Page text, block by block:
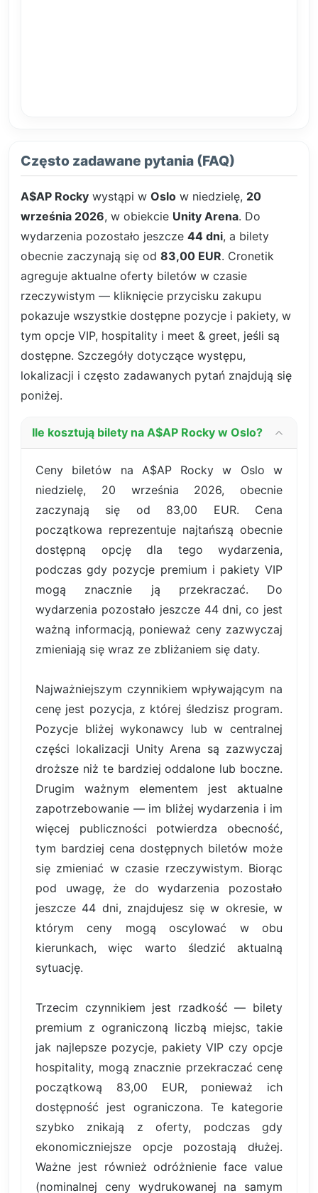
Często zadawane pytania (FAQ)
A$AP Rocky wystąpi w Oslo w niedzielę, 20
września 2026, w obiekcie Unity Arena. Do
wydarzenia pozostało jeszcze 44 dni, a bilety
obecnie zaczynają się od 83,00 EUR. Cronetik
agreguje aktualne oferty biletów w czasie
rzeczywistym — kliknięcie przycisku zakupu
pokazuje wszystkie dostępne pozycje i pakiety, w
tym opcje VIP, hospitality i meet & greet, jeśli są
dostępne. Szczegóły dotyczące występu,
lokalizacji i często zadawanych pytań znajdują się
poniżej.
Ile kosztują bilety na A$AP Rocky w Oslo?
Ceny biletów na A$AP Rocky w Oslo w
niedzielę, 20 września 2026, obecnie
zaczynają się od 83,00 EUR. Cena
początkowa reprezentuje najtańszą obecnie
dostępną opcję dla tego wydarzenia,
podczas gdy pozycje premium i pakiety VIP
mogą znacznie ją przekraczać. Do
wydarzenia pozostało jeszcze 44 dni, co jest
ważną informacją, ponieważ ceny zazwyczaj
zmieniają się wraz ze zbliżaniem się daty.
Najważniejszym czynnikiem wpływającym na
cenę jest pozycja, z której śledzisz program.
Pozycje bliżej wykonawcy lub w centralnej
części lokalizacji Unity Arena są zazwyczaj
droższe niż te bardziej oddalone lub boczne.
Drugim ważnym elementem jest aktualne
zapotrzebowanie — im bliżej wydarzenia i im
więcej publiczności potwierdza obecność,
tym bardziej cena dostępnych biletów może
się zmieniać w czasie rzeczywistym. Biorąc
pod uwagę, że do wydarzenia pozostało
jeszcze 44 dni, znajdujesz się w okresie, w
którym ceny mogą oscylować w obu
kierunkach, więc warto śledzić aktualną
sytuację.
Trzecim czynnikiem jest rzadkość — bilety
premium z ograniczoną liczbą miejsc, takie
jak najlepsze pozycje, pakiety VIP czy opcje
hospitality, mogą znacznie przekraczać cenę
początkową 83,00 EUR, ponieważ ich
dostępność jest ograniczona. Te kategorie
szybko znikają z oferty, podczas gdy
ekonomiczniejsze opcje pozostają dłużej.
Ważne jest również odróżnienie face value
(nominalnej ceny wydrukowanej na samym